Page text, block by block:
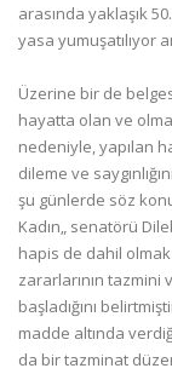
arasında yaklaşık
yasa yumuşatılıyor
Üzerine bir de
hayatta olan ve
nedeniyle, yapılan
dileme ve
şu günlerde söz
Kadın„ senatörü
hapis de dahil
zararlarının tazmini
başladığını
madde altında
da bir tazminat